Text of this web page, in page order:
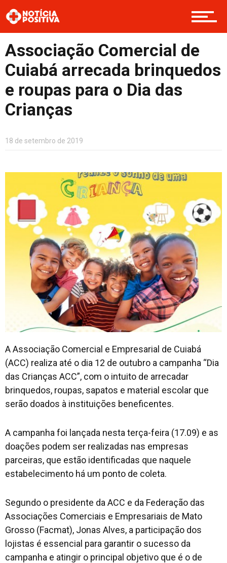
Boas Ações
Opinião
Cultura
Associação Comercial de
Cuiabá arrecada brinquedos
e roupas para o Dia das
Crianças
18 de setembro de 2019
A Associação Comercial e Empresarial de Cuiabá
(ACC) realiza até o dia 12 de outubro a campanha “Dia
das Crianças ACC”, com o intuito de arrecadar
brinquedos, roupas, sapatos e material escolar que
serão doados à instituições beneficentes.
A campanha foi lançada nesta terça-feira (17.09) e as
doações podem ser realizadas nas empresas
parceiras, que estão identificadas que naquele
estabelecimento há um ponto de coleta.
Segundo o presidente da ACC e da Federação das
Associações Comerciais e Empresariais de Mato
Grosso (Facmat), Jonas Alves, a participação dos
lojistas é essencial para garantir o sucesso da
campanha e atingir o principal objetivo que é o de